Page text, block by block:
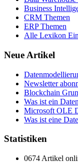
Business
CRM Themen
ERP Themen
Alle Lexikon
Neue Artikel
Newsletter
Blockchain
Was ist ein
Microsoft OLE
Was ist eine
Statistiken
0674 Artikel